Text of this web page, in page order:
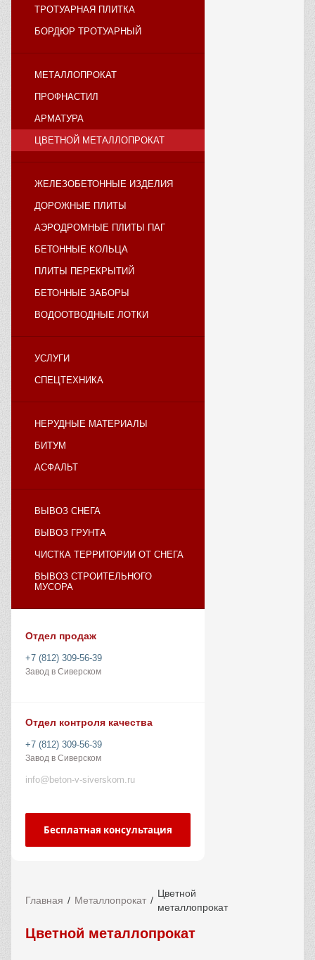
ТРОТУАРНАЯ ПЛИТКА
БОРДЮР ТРОТУАРНЫЙ
МЕТАЛЛОПРОКАТ
ПРОФНАСТИЛ
АРМАТУРА
ЦВЕТНОЙ МЕТАЛЛОПРОКАТ
ЖЕЛЕЗОБЕТОННЫЕ ИЗДЕЛИЯ
ДОРОЖНЫЕ ПЛИТЫ
АЭРОДРОМНЫЕ ПЛИТЫ ПАГ
БЕТОННЫЕ КОЛЬЦА
ПЛИТЫ ПЕРЕКРЫТИЙ
БЕТОННЫЕ ЗАБОРЫ
ВОДООТВОДНЫЕ ЛОТКИ
УСЛУГИ
СПЕЦТЕХНИКА
НЕРУДНЫЕ МАТЕРИАЛЫ
БИТУМ
АСФАЛЬТ
ВЫВОЗ СНЕГА
ВЫВОЗ ГРУНТА
ЧИСТКА ТЕРРИТОРИИ ОТ СНЕГА
ВЫВОЗ СТРОИТЕЛЬНОГО
МУСОРА
Отдел продаж
+7 (812) 309-56-39
Завод в Сиверском
Отдел контроля качества
+7 (812) 309-56-39
Завод в Сиверском
info@beton-v-siverskom.ru
Бесплатная консультация
Главная Металлопрокат
Цветной
металлопрокат
Цветной металлопрокат